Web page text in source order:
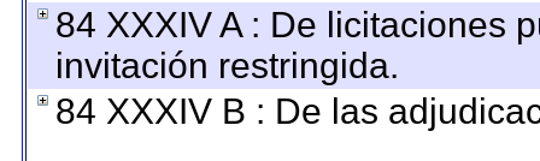
84 XXXIV A : De licitaciones
invitación restringida.
84 XXXIV B : De las